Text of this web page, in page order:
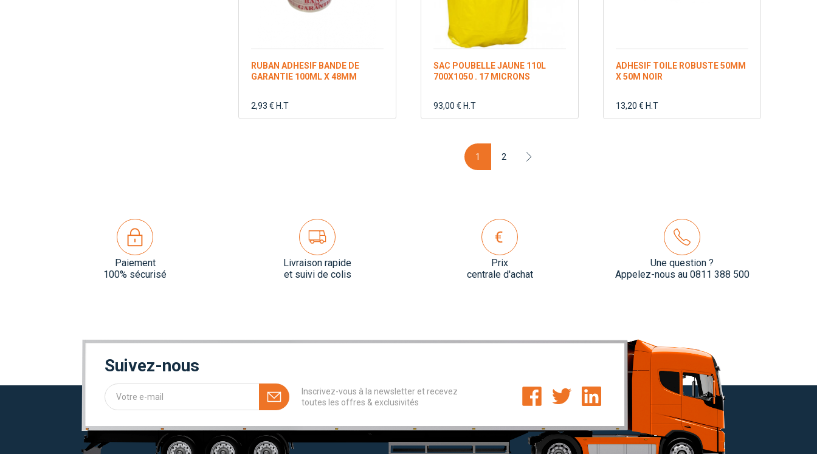
RUBAN ADHESIF BANDE DE
GARANTIE 100ML X 48MM
2,93 € H.T
SAC POUBELLE JAUNE 110L
700X1050 . 17 MICRONS
93,00 € H.T
ADHESIF TOILE ROBUSTE 50MM
X 50M NOIR
13,20 € H.T
1 2
Paiement
100% sécurisé
Livraison rapide
et suivi de colis
Prix
centrale d'achat
Une question ?
Appelez-nous au 0811 388 500
Suivez-nous
Inscrivez-vous à la newsletter et recevez
toutes les offres & exclusivités